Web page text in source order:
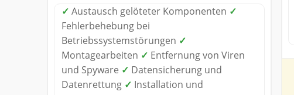
✓ Austausch gelöteter Komponenten ✓
Fehlerbehebung bei
Betriebssystemstörungen ✓
Montagearbeiten ✓ Entfernung von Viren
und Spyware ✓ Datensicherung und
Datenrettung ✓ Installation und